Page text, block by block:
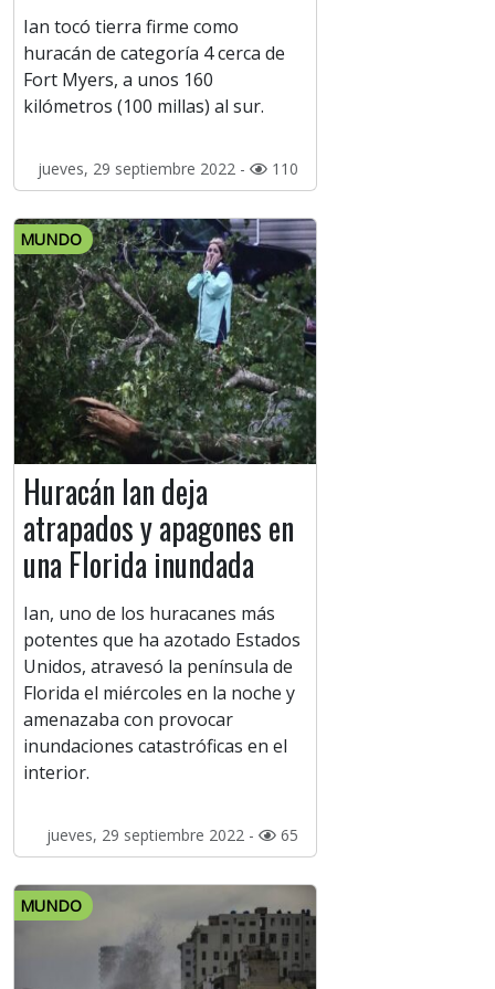
Ian tocó tierra firme como
huracán de categoría 4 cerca de
Fort Myers, a unos 160
kilómetros (100 millas) al sur.
jueves, 29 septiembre 2022 - 110
MUNDO
Huracán Ian deja
atrapados y apagones en
una Florida inundada
Ian, uno de los huracanes más
potentes que ha azotado Estados
Unidos, atravesó la península de
Florida el miércoles en la noche y
amenazaba con provocar
inundaciones catastróficas en el
interior.
jueves, 29 septiembre 2022 - 65
MUNDO